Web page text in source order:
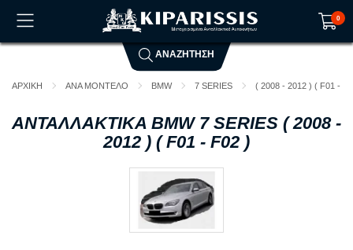
0
Το καλάθι αγορών είναι άδειο!
ΑΝΑΖΗΤΗΣΗ
ΑΡΧΙΚΗ ΑΝΑ ΜΟΝΤΕΛΟ BMW 7 SERIES ( 2008 - 2012 ) ( F01 -
ΑΝΤΑΛΛΑΚΤΙΚΑ BMW 7 SERIES ( 2008 -
2012 ) ( F01 - F02 )